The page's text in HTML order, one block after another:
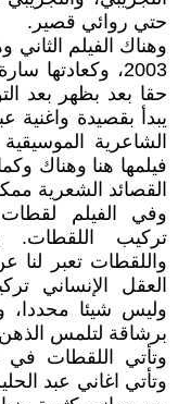
حتي روائي قصير.
وهناك الفيلم
2003، وكعادتها
حقا بعد بظهر بعد
يبدأ بقصيدة واغنية
الشاعرية
فيلمها هنا وهناك
القصائد الشعرية
وفي الفيلم
تركيب اللقطات.
واللقطات تعبر لنا
العقل الإنساني
وليس شيئا محددا،
برشاقة لتلمس الذهن
وتأتي اللقطات في
وتأتي اغاني عبد